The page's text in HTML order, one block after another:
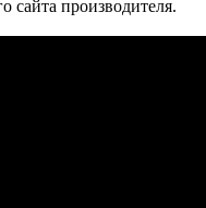
сайта производителя.